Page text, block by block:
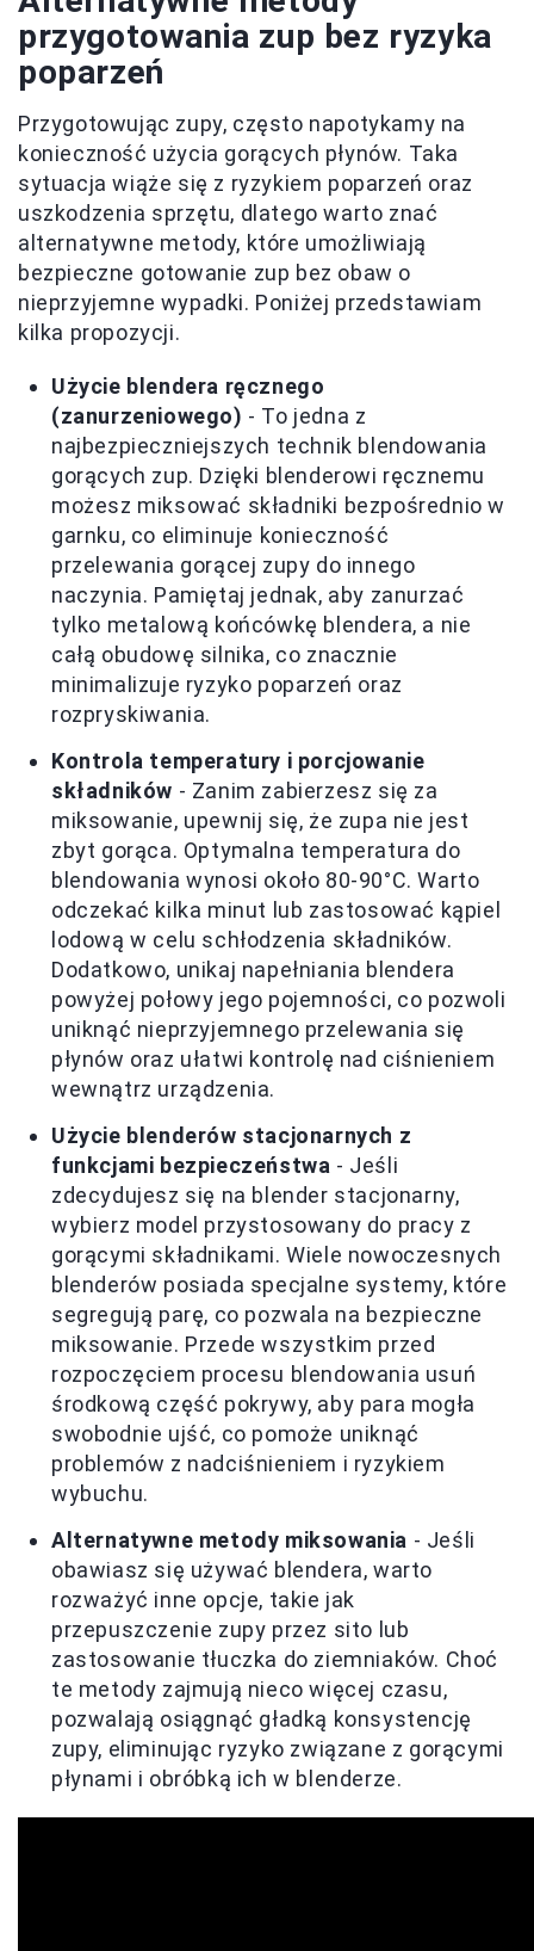
przygotowania zup bez ryzyka
poparzeń
Przygotowując zupy, często napotykamy na
konieczność użycia gorących płynów. Taka
sytuacja wiąże się z ryzykiem poparzeń oraz
uszkodzenia sprzętu, dlatego warto znać
alternatywne metody, które umożliwiają
bezpieczne gotowanie zup bez obaw o
nieprzyjemne wypadki. Poniżej przedstawiam
kilka propozycji.
Użycie blendera ręcznego
(zanurzeniowego) - To jedna z
najbezpieczniejszych technik blendowania
gorących zup. Dzięki blenderowi ręcznemu
możesz miksować składniki bezpośrednio w
garnku, co eliminuje konieczność
przelewania gorącej zupy do innego
naczynia. Pamiętaj jednak, aby zanurzać
tylko metalową końcówkę blendera, a nie
całą obudowę silnika, co znacznie
minimalizuje ryzyko poparzeń oraz
rozpryskiwania.
Kontrola temperatury i porcjowanie
składników - Zanim zabierzesz się za
miksowanie, upewnij się, że zupa nie jest
zbyt gorąca. Optymalna temperatura do
blendowania wynosi około 80-90°C. Warto
odczekać kilka minut lub zastosować kąpiel
lodową w celu schłodzenia składników.
Dodatkowo, unikaj napełniania blendera
powyżej połowy jego pojemności, co pozwoli
uniknąć nieprzyjemnego przelewania się
płynów oraz ułatwi kontrolę nad ciśnieniem
wewnątrz urządzenia.
Użycie blenderów stacjonarnych z
funkcjami bezpieczeństwa - Jeśli
zdecydujesz się na blender stacjonarny,
wybierz model przystosowany do pracy z
gorącymi składnikami. Wiele nowoczesnych
blenderów posiada specjalne systemy, które
segregują parę, co pozwala na bezpieczne
miksowanie. Przede wszystkim przed
rozpoczęciem procesu blendowania usuń
środkową część pokrywy, aby para mogła
swobodnie ujść, co pomoże uniknąć
problemów z nadciśnieniem i ryzykiem
wybuchu.
Alternatywne metody miksowania - Jeśli
obawiasz się używać blendera, warto
rozważyć inne opcje, takie jak
przepuszczenie zupy przez sito lub
zastosowanie tłuczka do ziemniaków. Choć
te metody zajmują nieco więcej czasu,
pozwalają osiągnąć gładką konsystencję
zupy, eliminując ryzyko związane z gorącymi
płynami i obróbką ich w blenderze.